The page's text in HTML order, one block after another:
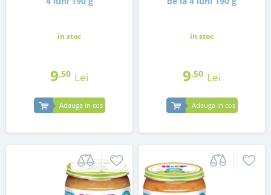
in stoc
9,50 Lei
Adauga in cos
in stoc
9,50 Lei
Adauga in cos